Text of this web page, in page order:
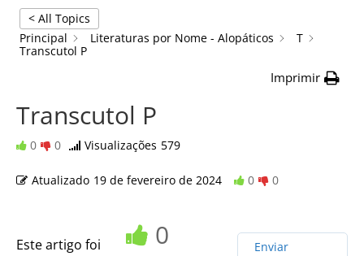
< All Topics
Principal
Literaturas por Nome - Alopáticos
T
Transcutol P
Imprimir
Transcutol P
0 0 Visualizações 579
Atualizado 19 de fevereiro de 2024 0 0
Este artigo foi
0
Enviar